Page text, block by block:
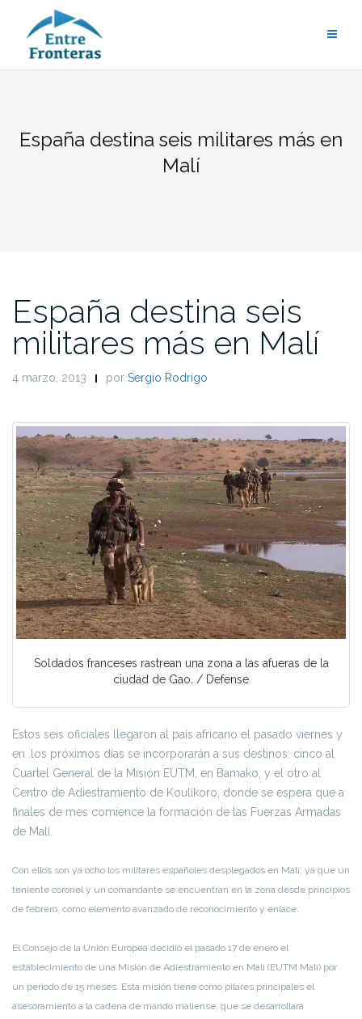
contenido
España destina seis militares más en
Malí
España destina seis
militares más en Malí
4 marzo, 2013 por Sergio Rodrigo
Soldados franceses rastrean una zona a las afueras de la
ciudad de Gao. / Defense
Estos seis oficiales llegaron al país africano el pasado viernes y
en .los próximos días se incorporarán a sus destinos: cinco al
Cuartel General de la Misión EUTM, en Bamako, y el otro al
Centro de Adiestramiento de Koulikoro, donde se espera que a
finales de mes comience la formación de las Fuerzas Armadas
de Malí.
Con ellos son ya ocho los militares españoles desplegados en Malí, ya que un
teniente coronel y un comandante se encuentran en la zona desde principios
de febrero, como elemento avanzado de reconocimiento y enlace.
El Consejo de la Unión Europea decidió el pasado 17 de enero el
establecimiento de una Misión de Adiestramiento en Mali (EUTM Mali) por
un periodo de 15 meses. Esta misión tiene como pilares principales el
asesoramiento a la cadena de mando maliense, que se desarrollará